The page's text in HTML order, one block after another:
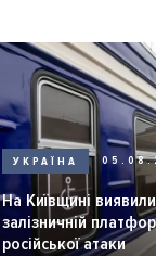
УКРАЇНА
На Київщині
залізничній
російської атаки